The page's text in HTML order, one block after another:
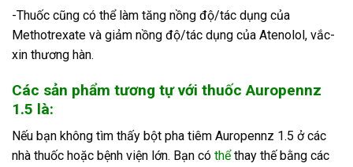
-Thuốc cũng có thể làm tăng nồng độ/tác dụng của
Methotrexate và giảm nồng độ/tác dụng của Atenolol, vắc-
xin thương hàn.
Các sản phẩm tương tự với thuốc Auropennz
1.5 là:
Nếu bạn không tìm thấy bột pha tiêm Auropennz 1.5 ở các
nhà thuốc hoặc bệnh viện lớn. Bạn có thểthay thế bằng các